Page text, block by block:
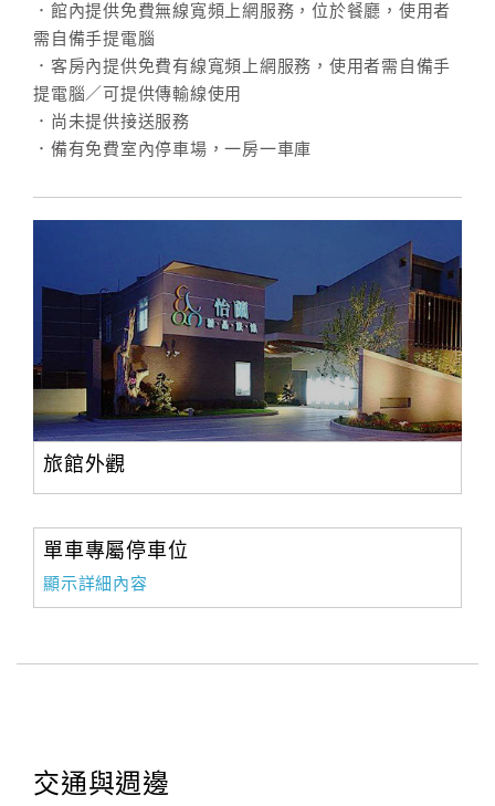
品
宣
傳
．館內提供免費無線寬頻上網服務，位於餐廳，使用者
需自備手提電腦
．客房內提供免費有線寬頻上網服務，使用者需自備手
提電腦／可提供傳輸線使用
．尚未提供接送服務
．備有免費室內停車場，一房一車庫
旅館外觀
單車專屬停車位
顯示詳細內容
交通與週邊